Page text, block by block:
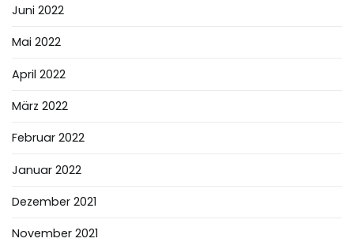
Juni 2022
Mai 2022
April 2022
März 2022
Februar 2022
Januar 2022
Dezember 2021
November 2021